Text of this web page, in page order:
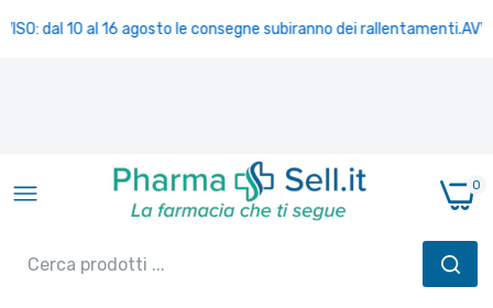
dal 10 al 16 agosto le consegne subiranno dei rallentamenti.
0